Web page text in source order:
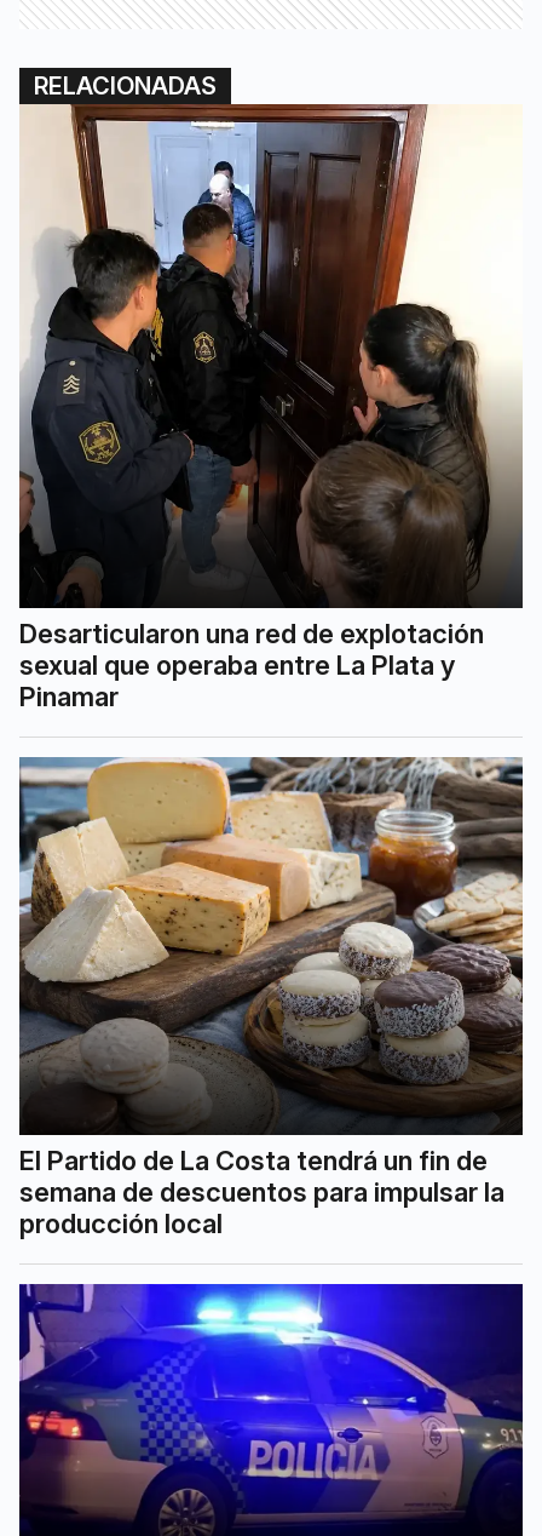
RELACIONADAS
Desarticularon una red de explotación
sexual que operaba entre La Plata y
Pinamar
El Partido de La Costa tendrá un fin de
semana de descuentos para impulsar la
producción local